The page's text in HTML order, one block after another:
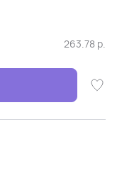
263.78 р.